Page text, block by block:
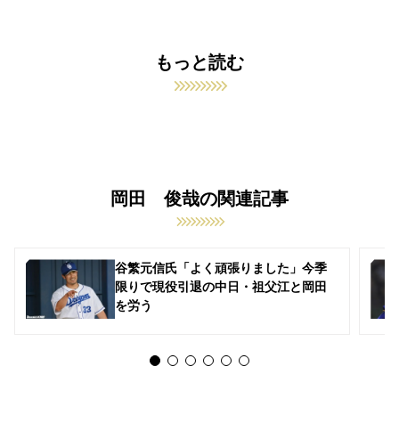
もっと読む
岡田 俊哉の関連記事
谷繁元信氏「よく頑張りました」今季
限りで現役引退の中日・祖父江と岡田
を労う